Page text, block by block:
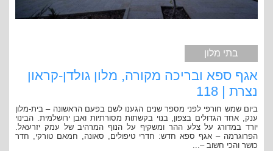
בתי מלון
אגף ספא ובריכה מקורה, מלון גולדן-קראון
נצרת | 118
ביום שמש חורפי לפני מספר שנים הגענו לשם בפעם הראשונה – בית-מלון
ענק, אחד הגדולים בצפון, בנוי בקשתות מסורתיות ואבן ירושלמית. הבינוי
יורד במדורג על צלע ההר ומשקיף על הנוף המרהיב של עמק יזרעאל.
הפרוגרמה – אגף ספא חדש: חדרי טיפולים, סאונה, חמאם טורקי, חדר
כושר והכי חשוב –...